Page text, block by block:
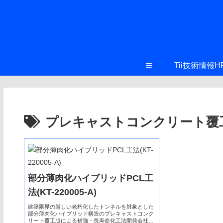
≡ Tii技術情報
プレキャストコンクリート覆
部分薄肉化ハイブリッドPCL工
法(KT-220005-A)
建築限界の厳しい老朽化したトンネルを対象とした
部分薄肉化ハイブリッド構造のプレキャストコンク
リート覆工版による補強・長寿命化工法開発会社：